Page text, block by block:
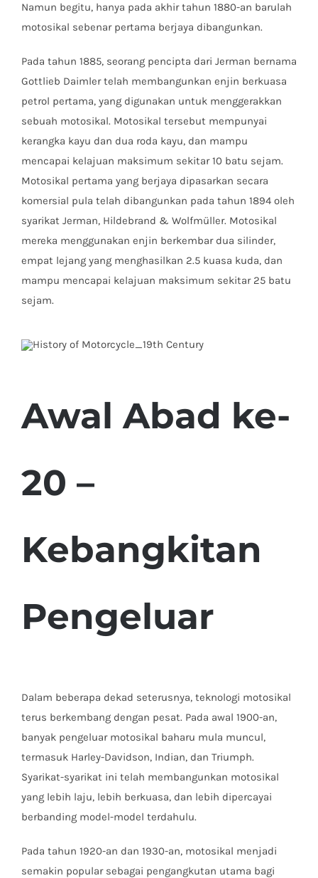
Namun begitu, hanya pada akhir tahun 1880-an barulah
motosikal sebenar pertama berjaya dibangunkan.
Pada tahun 1885, seorang pencipta dari Jerman bernama
Gottlieb Daimler telah membangunkan enjin berkuasa
petrol pertama, yang digunakan untuk menggerakkan
sebuah motosikal. Motosikal tersebut mempunyai
kerangka kayu dan dua roda kayu, dan mampu
mencapai kelajuan maksimum sekitar 10 batu sejam.
Motosikal pertama yang berjaya dipasarkan secara
komersial pula telah dibangunkan pada tahun 1894 oleh
syarikat Jerman, Hildebrand & Wolfmüller. Motosikal
mereka menggunakan enjin berkembar dua silinder,
empat lejang yang menghasilkan 2.5 kuasa kuda, dan
mampu mencapai kelajuan maksimum sekitar 25 batu
sejam.
Awal Abad ke-
20 –
Kebangkitan
Pengeluar
Dalam beberapa dekad seterusnya, teknologi motosikal
terus berkembang dengan pesat. Pada awal 1900-an,
banyak pengeluar motosikal baharu mula muncul,
termasuk Harley-Davidson, Indian, dan Triumph.
Syarikat-syarikat ini telah membangunkan motosikal
yang lebih laju, lebih berkuasa, dan lebih dipercayai
berbanding model-model terdahulu.
Pada tahun 1920-an dan 1930-an, motosikal menjadi
semakin popular sebagai pengangkutan utama bagi